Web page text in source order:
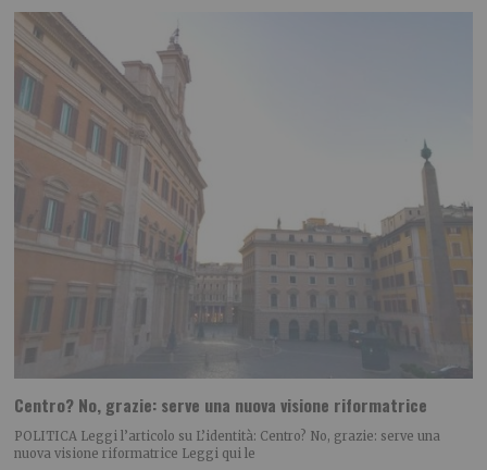
Centro? No, grazie: serve una nuova visione riformatrice
POLITICA Leggi l’articolo su L’identità: Centro? No, grazie: serve una
nuova visione riformatrice Leggi qui le